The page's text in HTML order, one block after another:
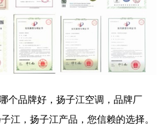
个品牌好，扬子江空调，品牌厂
江，扬子江产品，您信赖的选择。